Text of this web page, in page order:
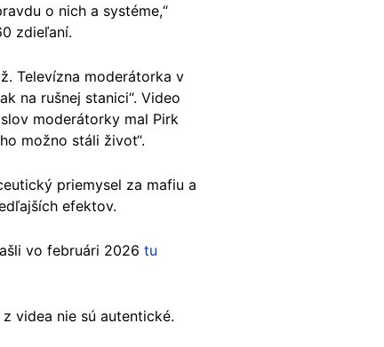
o nich a systéme,“
zdieľaní.
Televízna moderátorka v
na rušnej stanici“. Video
moderátorky mal Pirk
možno stáli život“.
priemysel za mafiu a
efektov.
vo februári 2026 tu
videa nie sú autentické.